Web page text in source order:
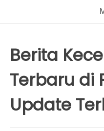
Berita
Terbaru di
Update